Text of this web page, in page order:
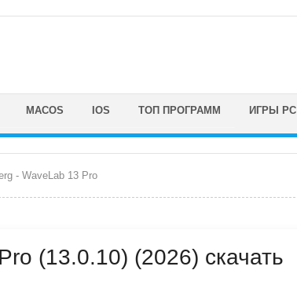
MACOS IOS ТОП ПРОГРАММ ИГРЫ PC
- WaveLab 13 Pro
(13.0.10) (2026) скачать